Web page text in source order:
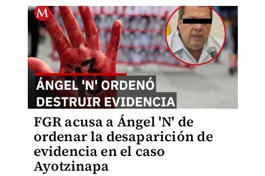
FGR acusa a Ángel 'N' de
ordenar la desaparición de
evidencia en el caso
Ayotzinapa